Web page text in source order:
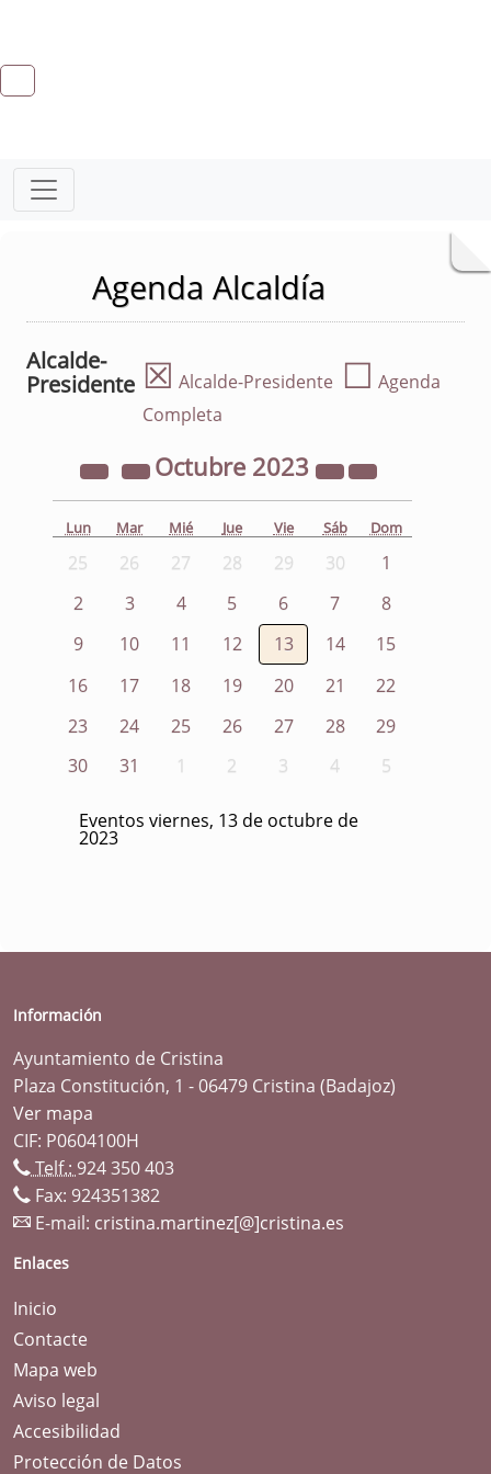
Agenda Alcaldía
Alcalde-
Presidente ☒ Alcalde-Presidente ☐ Agenda
Completa
Octubre 2023
Lun Mar Mié Jue Vie Sáb Dom
25 26 27 28 29 30
1
2
3 4 5 6 7
8
9
10 11 12 13 14
15
16
17 18 19 20 21
22
23
24 25 26 27 28
29
30
31 1 2 3 4 5
Eventos viernes, 13 de octubre de
2023
Información
Ayuntamiento de Cristina
Plaza Constitución, 1 - 06479 Cristina (Badajoz)
Ver mapa
CIF: P0604100H
Telf.: 924 350 403
Fax: 924351382
E-mail: cristina.martinez[@]cristina.es
Enlaces
Inicio
Contacte
Mapa web
Aviso legal
Accesibilidad
Protección de Datos